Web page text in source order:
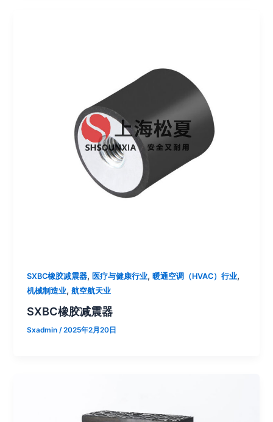
SXBC橡胶减震器,医疗与健康行业,暖通空调（HVAC）行业,
机械制造业,航空航天业
SXBC橡胶减震器
Sxadmin/2025年2月20日